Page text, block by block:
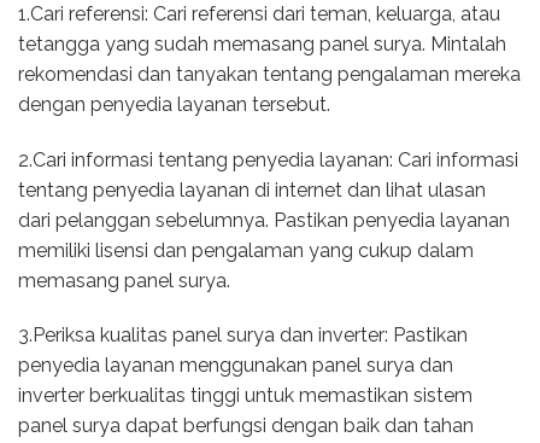
1.Cari referensi: Cari referensi dari teman, keluarga, atau
tetangga yang sudah memasang panel surya. Mintalah
rekomendasi dan tanyakan tentang pengalaman mereka
dengan penyedia layanan tersebut.
2.Cari informasi tentang penyedia layanan: Cari informasi
tentang penyedia layanan di internet dan lihat ulasan
dari pelanggan sebelumnya. Pastikan penyedia layanan
memiliki lisensi dan pengalaman yang cukup dalam
memasang panel surya.
3.Periksa kualitas panel surya dan inverter: Pastikan
penyedia layanan menggunakan panel surya dan
inverter berkualitas tinggi untuk memastikan sistem
panel surya dapat berfungsi dengan baik dan tahan